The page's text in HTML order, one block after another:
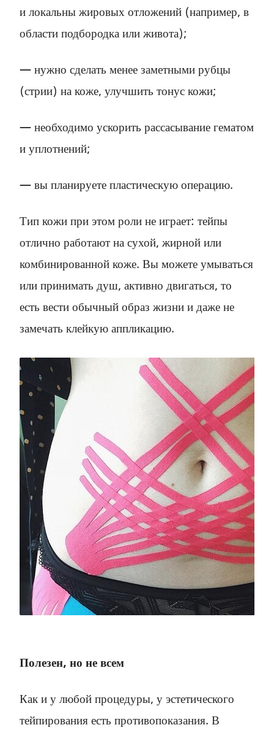
и локальны жировых отложений (например, в
области подбородка или живота);
— нужно сделать менее заметными рубцы
(стрии) на коже, улучшить тонус кожи;
— необходимо ускорить рассасывание гематом
и уплотнений;
— вы планируете пластическую операцию.
Тип кожи при этом роли не играет: тейпы
отлично работают на сухой, жирной или
комбинированной коже. Вы можете умываться
или принимать душ, активно двигаться, то
есть вести обычный образ жизни и даже не
замечать клейкую аппликацию.
Полезен, но не всем
Как и у любой процедуры, у эстетического
тейпирования есть противопоказания. В